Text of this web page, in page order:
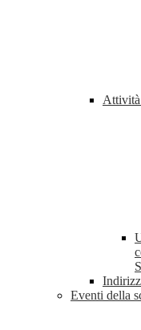
Attività
Eventi della